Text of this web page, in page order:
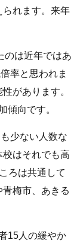
れます。来年
のは近年ではあ
率と思われま
があります。
傾向です。
少ない人数な
はそれでも高
ろは共通して
梅市、あきる
15人の緩やか